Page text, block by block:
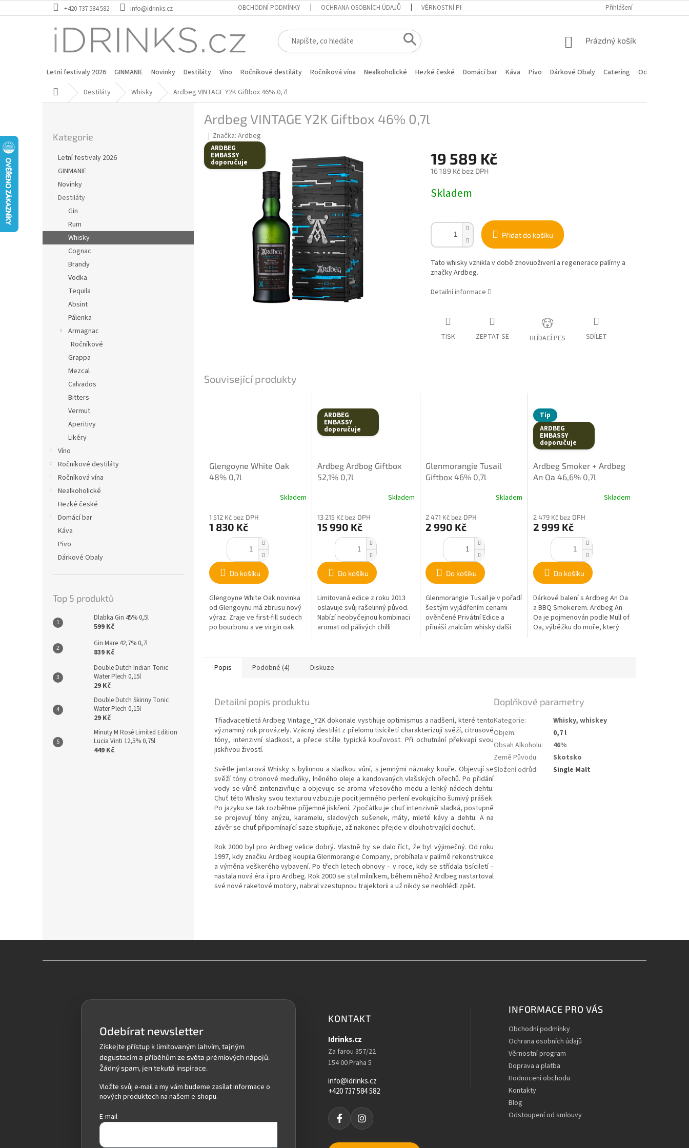
na
+420 737 584 582 info@idrinks.cz OBCHODNÍ PODMÍNKY OCHRANA OSOBNÍCH ÚDAJŮ VĚRNOSTNÍ PROGRAM HODNOCENÍ OBCHODU
Přihlášení
NÁKUPNÍ
Prázdný košík
Letní festivaly 2026 GINMANIE Novinky Destiláty Víno Ročníkové destiláty Ročníková vína Nealkoholické Hezké české Domácí bar Káva Pivo Dárkové Obaly Catering
Odstoupení od
Domů Destiláty Whisky Ardbeg VINTAGE Y2K Giftbox 46% 0,7l
n
e
kategorie
Kategorie
Letní festivaly 2026
GINMANIE
Novinky
Destiláty
Gin
Rum
Whisky
Cognac
Brandy
Vodka
Tequila
Absint
Pálenka
Armagnac
Ročníkové
Grappa
Mezcal
Calvados
Bitters
Vermut
Aperitivy
Likéry
Víno
Ročníkové destiláty
Ročníková vína
Nealkoholické
Hezké české
Domácí bar
Káva
Pivo
Dárkové Obaly
Top 5 produktů
Dlabka Gin 45% 0,5l
599 Kč
Gin Mare 42,7% 0,7l
839 Kč
Double Dutch Indian Tonic
Water Plech 0,15l
29 Kč
Double Dutch Skinny Tonic
Water Plech 0,15l
29 Kč
Minuty M Rosé Limited Edition
Lucia Vinti 12,5% 0,75l
449 Kč
Ardbeg VINTAGE Y2K Giftbox 46% 0,7l
ARDBEG
EMBASSY
doporučuje
Značka: Ardbeg
19 589 Kč
16 189 Kč bez DPH
cena:
Skladem
Přidat do košíku
Tato whisky vznikla v době znovuoživení a regenerace palírny a
značky Ardbeg.
Detailní informace
TISK ZEPTAT SE HLÍDACÍ PES SDÍLET
Související produkty
Glengoyne White Oak
48% 0,7l
Skladem
1 512 Kč bez DPH
1 830 Kč
Do košíku
Glengoyne White Oak novinka
od Glengoynu má zbrusu nový
výraz. Zraje ve first-fill sudech
po bourbonu a ve virgin oak
ARDBEG
EMBASSY
doporučuje
Ardbeg Ardbog Giftbox
52,1% 0,7l
Skladem
13 215 Kč bez DPH
15 990 Kč
Do košíku
Limitovaná edice z roku 2013
oslavuje svůj rašelinný původ.
Nabízí neobyčejnou kombinaci
aromat od pálivých chilli
Glenmorangie Tusail
Giftbox 46% 0,7l
Skladem
2 471 Kč bez DPH
2 990 Kč
Do košíku
Glenmorangie Tusail je v pořadí
šestým vyjádřením cenami
ověnčené Privátní Edice a
přináší znalcům whisky další
Tip
ARDBEG
EMBASSY
doporučuje
Ardbeg Smoker + Ardbeg
An Oa 46,6% 0,7l
Skladem
2 479 Kč bez DPH
2 999 Kč
Do košíku
Dárkové balení s Ardbeg An Oa
a BBQ Smokerem. Ardbeg An
Oa je pojmenován podle Mull of
Oa, výběžku do moře, který
Popis Podobné (4) Diskuze
Detailní popis produktu
Třiadvacetiletá Ardbeg Vintage_Y2K dokonale vystihuje optimismus a nadšení, které tento
významný rok provázely. Vzácný destilát z přelomu tisíciletí charakterizují svěží, citrusové
tóny, intenzivní sladkost, a přece stále typická kouřovost. Při ochutnání překvapí svou
jiskřivou živostí.
Světle jantarová Whisky s bylinnou a sladkou vůní, s jemnými náznaky kouře. Objevují se
svěží tóny citronové meduňky, lněného oleje a kandovaných vlašských ořechů. Po přidání
vody se vůně zintenzivňuje a objevuje se aroma vřesového medu a lehký nádech dehtu.
Chuť této Whisky svou texturou vzbuzuje pocit jemného perlení evokujícího šumivý prášek.
Po jazyku se tak rozběhne příjemné jiskření. Zpočátku je chuť intenzivně sladká, postupně
se projevují tóny anýzu, karamelu, sladových sušenek, máty, mleté kávy a dehtu. A na
závěr se chuť připomínající saze stupňuje, až nakonec přejde v dlouhotrvající dochuť.
Rok 2000 byl pro Ardbeg velice dobrý. Vlastně by se dalo říct, že byl výjimečný. Od roku
1997, kdy značku Ardbeg koupila Glenmorangie Company, probíhala v palírně rekonstrukce
a výměna veškerého vybavení. Po třech letech obnovy – v roce, kdy se střídala tisíciletí –
nastala nová éra i pro Ardbeg. Rok 2000 se stal milníkem, během něhož Ardbeg nastartoval
své nové raketové motory, nabral vzestupnou trajektorii a už nikdy se neohlédl zpět.
Doplňkové parametry
Kategorie:
Whisky, whiskey
Objem:
0,7 l
Obsah Alkoholu:
46%
Země Původu:
Skotsko
Složení odrůd: Single Malt
Odebírat newsletter
Vložte svůj e-mail a my vám budeme zasílat informace o
nových produktech na našem e-shopu.
E-mail
KONTAKT
Idrinks.cz
Za farou 357/22
154 00 Praha 5
info@idrinks.cz
+420 737 584 582
INFORMACE PRO VÁS
Obchodní podmínky
Ochrana osobních údajů
Věrnostní program
Doprava a platba
Hodnocení obchodu
Kontakty
Blog
Odstoupení od smlouvy